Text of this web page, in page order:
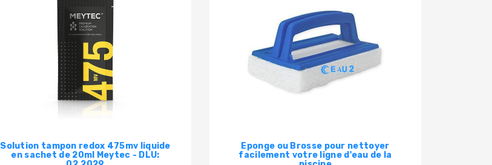
Solution tampon redox 475mv liquide
en sachet de 20ml Meytec - DLU:
Eponge ou Brosse pour nettoyer
facilement votre ligne d'eau de la